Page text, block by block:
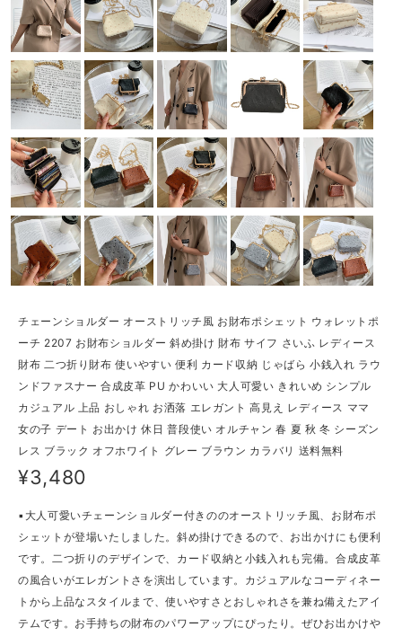
チェーンショルダー オーストリッチ風 お財布ポシェット ウォレットポ
ーチ 2207 お財布ショルダー 斜め掛け 財布 サイフ さいふ レディース
財布 二つ折り財布 使いやすい 便利 カード収納 じゃばら 小銭入れ ラウ
ンドファスナー 合成皮革 PU かわいい 大人可愛い きれいめ シンプル
カジュアル 上品 おしゃれ お洒落 エレガント 高見え レディース ママ
女の子 デート お出かけ 休日 普段使い オルチャン 春 夏 秋 冬 シーズン
レス ブラック オフホワイト グレー ブラウン カラバリ 送料無料
¥3,480
▪大人可愛いチェーンショルダー付きののオーストリッチ風、お財布ポ
シェットが登場いたしました。斜め掛けできるので、お出かけにも便利
です。二つ折りのデザインで、カード収納と小銭入れも完備。合成皮革
の風合いがエレガントさを演出しています。カジュアルなコーディネー
トから上品なスタイルまで、使いやすさとおしゃれさを兼ね備えたアイ
テムです。お手持ちの財布のパワーアップにぴったり。ぜひお出かけや